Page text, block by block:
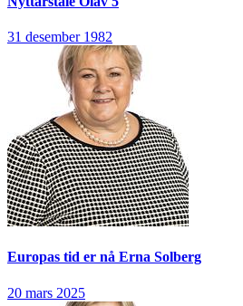
31 desember 1982
Europas tid er nå Erna Solberg
20 mars 2025